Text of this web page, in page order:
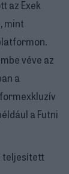
az Exek
mint
véve az
a
a Futni
teljesített